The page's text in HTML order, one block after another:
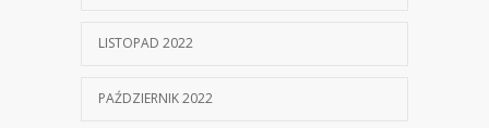
LISTOPAD 2022
PAŹDZIERNIK 2022